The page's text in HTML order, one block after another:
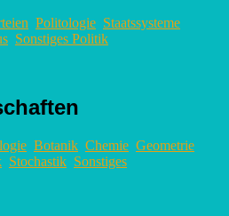
Politologie Staatssysteme
Sonstiges Politik
Botanik Chemie Geometrie
Stochastik Sonstiges